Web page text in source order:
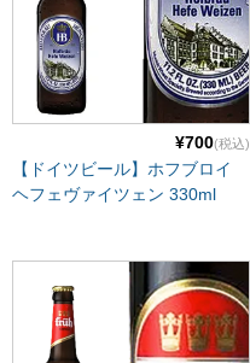
¥700(税込)
【ドイツビール】ホフブロイ
ヘフェヴァイツェン 330ml